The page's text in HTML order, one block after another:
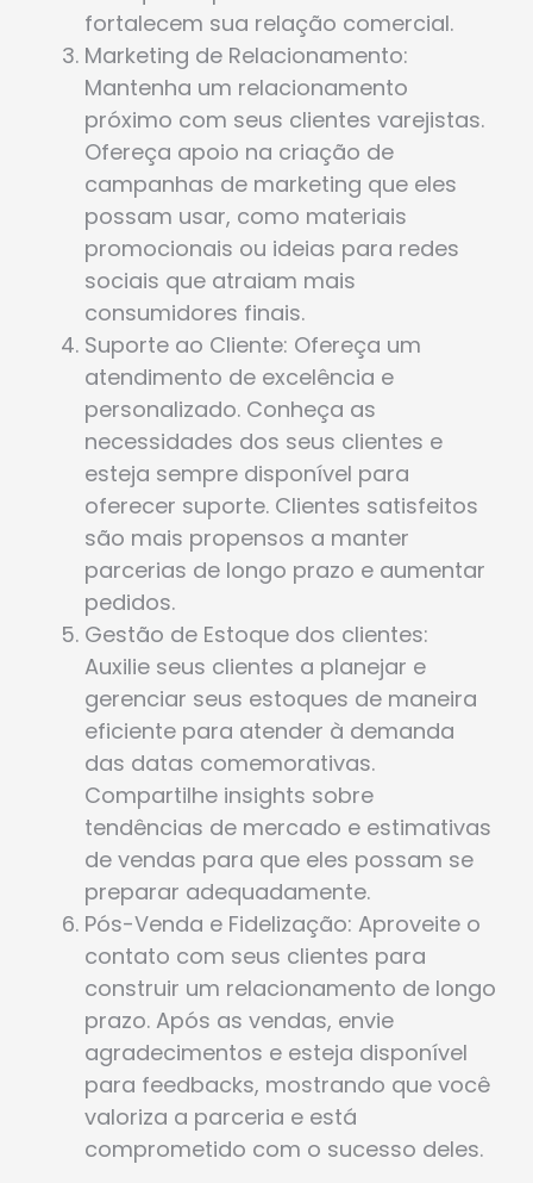
fortalecem sua relação comercial.
Marketing de Relacionamento:
Mantenha um relacionamento
próximo com seus clientes varejistas.
Ofereça apoio na criação de
campanhas de marketing que eles
possam usar, como materiais
promocionais ou ideias para redes
sociais que atraiam mais
consumidores finais.
Suporte ao Cliente: Ofereça um
atendimento de excelência e
personalizado. Conheça as
necessidades dos seus clientes e
esteja sempre disponível para
oferecer suporte. Clientes satisfeitos
são mais propensos a manter
parcerias de longo prazo e aumentar
pedidos.
Gestão de Estoque dos clientes:
Auxilie seus clientes a planejar e
gerenciar seus estoques de maneira
eficiente para atender à demanda
das datas comemorativas.
Compartilhe insights sobre
tendências de mercado e estimativas
de vendas para que eles possam se
preparar adequadamente.
Pós-Venda e Fidelização: Aproveite o
contato com seus clientes para
construir um relacionamento de longo
prazo. Após as vendas, envie
agradecimentos e esteja disponível
para feedbacks, mostrando que você
valoriza a parceria e está
comprometido com o sucesso deles.